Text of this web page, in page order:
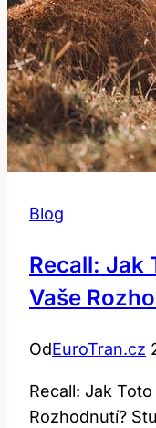
Blog
Recall: Jak
Vaše
OdEuroTran.cz
Recall: Jak
Rozhodnutí?